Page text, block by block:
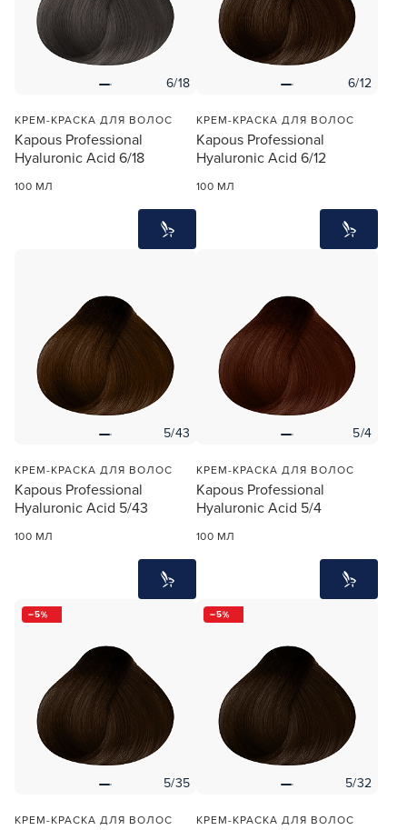
6/18
КРЕМ-КРАСКА ДЛЯ ВОЛОС
Kapous Professional
Hyaluronic Acid 6/18
100 МЛ
6/12
КРЕМ-КРАСКА ДЛЯ ВОЛОС
Kapous Professional
Hyaluronic Acid 6/12
100 МЛ
5/43
КРЕМ-КРАСКА ДЛЯ ВОЛОС
Kapous Professional
Hyaluronic Acid 5/43
100 МЛ
5/4
КРЕМ-КРАСКА ДЛЯ ВОЛОС
Kapous Professional
Hyaluronic Acid 5/4
100 МЛ
5
5/35
КРЕМ-КРАСКА ДЛЯ ВОЛОС
5
5/32
КРЕМ-КРАСКА ДЛЯ ВОЛОС
Заяц–робот
В новом приложении RedHare Market для Android
намного быстрее!
УСТАНОВИТЬ ИЗ GOOGLE PLAY
ПРОДОЛЖУ ЗДЕСЬ